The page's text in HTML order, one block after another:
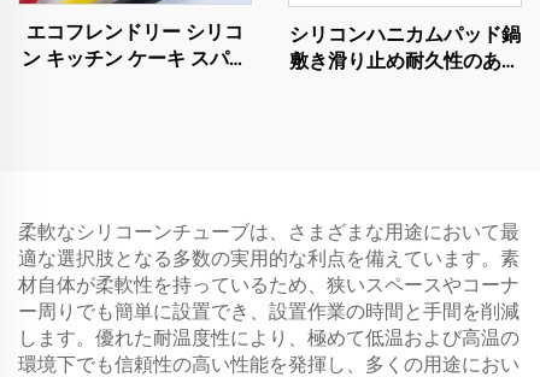
エコフレンドリー シリコ
ン キッチン ケーキ スパチ
シリコンハニカムパッド鍋
敷き滑り止め耐久性のある
柔軟なシリコーンチューブは、さまざまな用途において最
適な選択肢となる多数の実用的な利点を備えています。素
材自体が柔軟性を持っているため、狭いスペースやコーナ
ー周りでも簡単に設置でき、設置作業の時間と手間を削減
します。優れた耐温度性により、極めて低温および高温の
環境下でも信頼性の高い性能を発揮し、多くの用途におい